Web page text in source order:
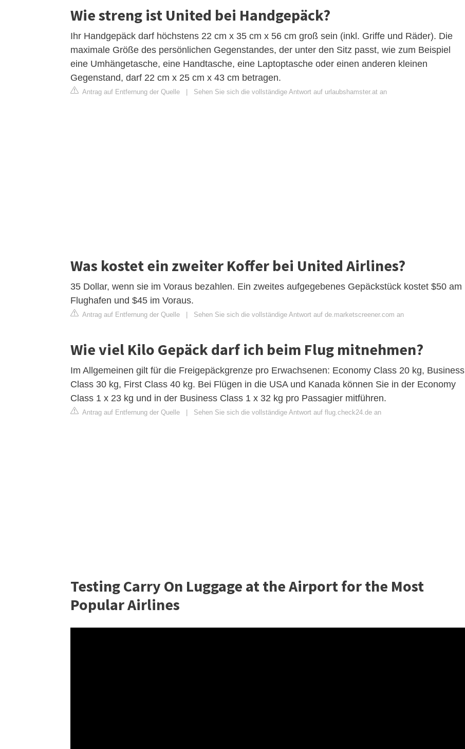
Wie streng ist United bei Handgepäck?
Ihr Handgepäck darf höchstens 22 cm x 35 cm x 56 cm groß sein (inkl. Griffe und Räder). Die
maximale Größe des persönlichen Gegenstandes, der unter den Sitz passt, wie zum Beispiel
eine Umhängetasche, eine Handtasche, eine Laptoptasche oder einen anderen kleinen
Gegenstand, darf 22 cm x 25 cm x 43 cm betragen.
Antrag auf Entfernung der Quelle Sehen Sie sich die vollständige Antwort auf urlaubshamster.at an
Was kostet ein zweiter Koffer bei United Airlines?
35 Dollar, wenn sie im Voraus bezahlen. Ein zweites aufgegebenes Gepäckstück kostet $50 am
Flughafen und $45 im Voraus.
Antrag auf Entfernung der Quelle Sehen Sie sich die vollständige Antwort auf de.marketscreener.com an
Wie viel Kilo Gepäck darf ich beim Flug mitnehmen?
Im Allgemeinen gilt für die Freigepäckgrenze pro Erwachsenen: Economy Class 20 kg, Business
Class 30 kg, First Class 40 kg. Bei Flügen in die USA und Kanada können Sie in der Economy
Class 1 x 23 kg und in der Business Class 1 x 32 kg pro Passagier mitführen.
Antrag auf Entfernung der Quelle Sehen Sie sich die vollständige Antwort auf flug.check24.de an
Testing Carry On Luggage at the Airport for the Most
Popular Airlines